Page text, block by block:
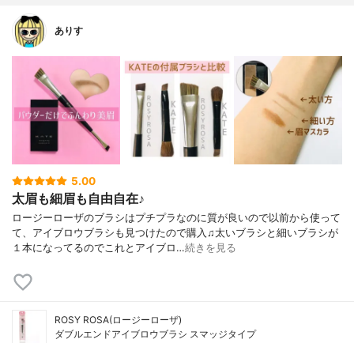
ありす
5.00
太眉も細眉も自由自在♪
ロージーローザのブラシはプチプラなのに質が良いので以前から使って
て、アイブロウブラシも見つけたので購入♫太いブラシと細いブラシが
１本になってるのでこれとアイブロ…続きを見る
ROSY ROSA(ロージーローザ)
ダブルエンドアイブロウブラシ スマッジタイプ